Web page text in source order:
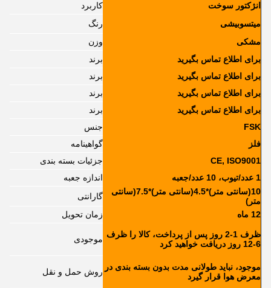
انژکتور سوخت
کاربرد
میتسوبیشی
رنگ
مشکی
وزن
برای اطلاع تماس بگیرید
برند
برای اطلاع تماس بگیرید
برند
برای اطلاع تماس بگیرید
برند
برای اطلاع تماس بگیرید
برند
FSK
جنس
فلز
گواهینامه
CE, ISO9001
جزئیات بسته بندی
1 عدد/تیوب، 10 عدد/جعبه
اندازه جعبه
10(سانتی متر)*4.5(سانتی متر)*7.5(سانتی
متر)
گارانتی
12 ماه
زمان تحویل
ظرف 1-2 روز پس از پرداخت، کالا را ظرف
6-12 روز دریافت خواهید کرد
موجودی
موجود، نباید طولانی مدت بدون بسته بندی در
معرض هوا قرار گیرد
روش حمل و نقل